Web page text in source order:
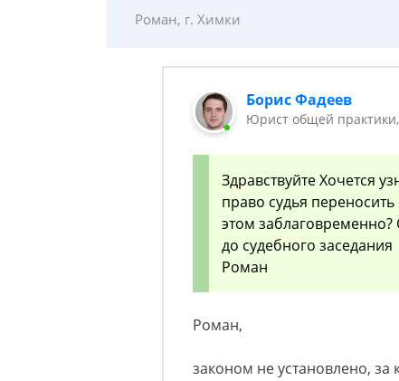
Роман, г. Химки
Борис Фадеев
Юрист общей практики,
Здравствуйте Хочется
право судья
этом заблаговременно?
до судебного заседания
Роман
Роман,
законом не установлено, за